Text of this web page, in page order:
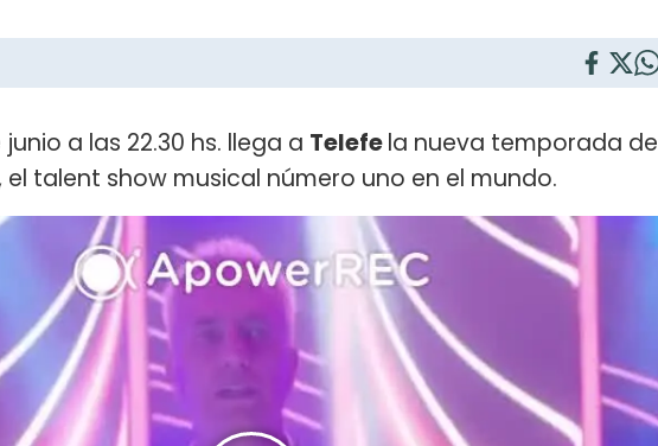
a las 22.30 hs. llega a Telefela nueva temporada de
el talent show musical número uno en el mundo.